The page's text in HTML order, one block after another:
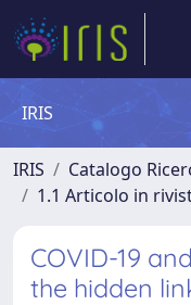
IRIS
IRIS Catalogo
1.1 Articolo in
COVID-19
the hidden